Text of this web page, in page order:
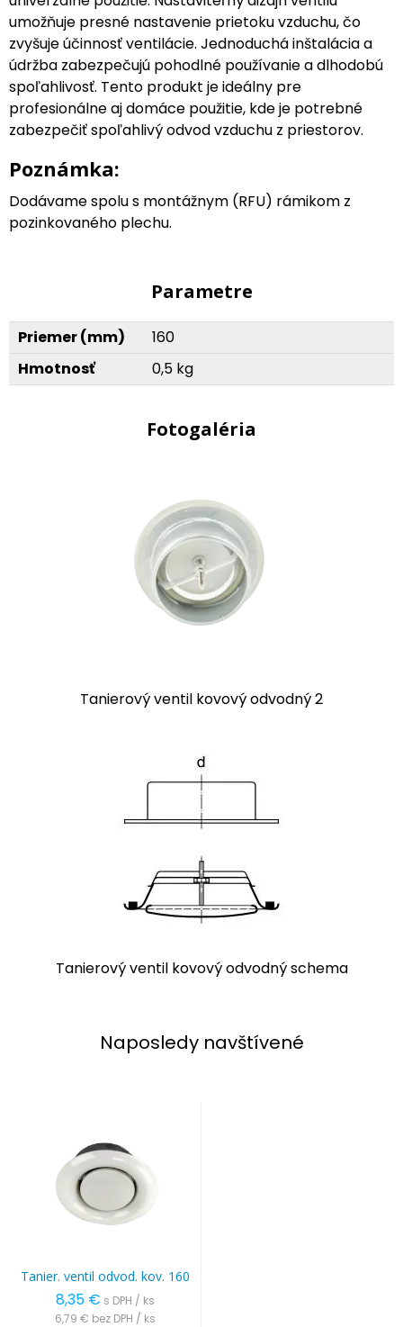
umožňuje presné nastavenie prietoku vzduchu, čo
zvyšuje účinnosť ventilácie. Jednoduchá inštalácia a
údržba zabezpečujú pohodlné používanie a dlhodobú
spoľahlivosť. Tento produkt je ideálny pre
profesionálne aj domáce použitie, kde je potrebné
zabezpečiť spoľahlivý odvod vzduchu z priestorov.
Poznámka:
Dodávame spolu s montážnym (RFU) rámikom z
pozinkovaného plechu.
Parametre
Priemer (mm)
160
Hmotnosť
0,5 kg
Fotogaléria
Tanierový ventil kovový odvodný 2
Tanierový ventil kovový odvodný schema
Naposledy navštívené
Tanier. ventil odvod. kov. 160
8,35 € s DPH / ks
6,79 € bez DPH / ks